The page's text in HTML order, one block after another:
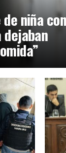
niña con
dejaban